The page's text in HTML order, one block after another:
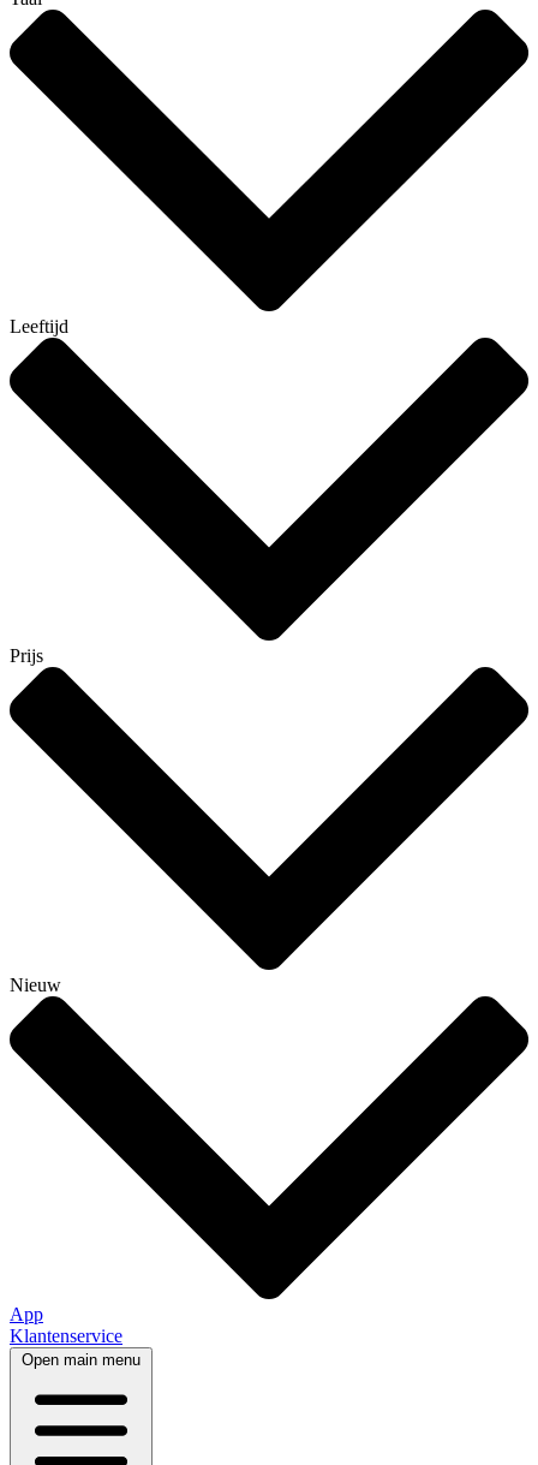
Leeftijd
Prijs
Nieuw
App
Klantenservice
Open main menu